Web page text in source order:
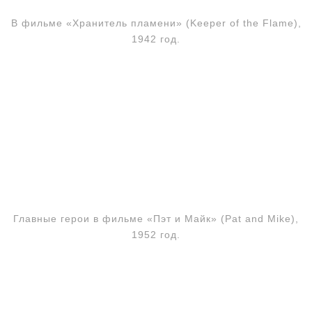
В фильме «Хранитель пламени» (Keeper of the Flame),
1942 год.
Главные герои в фильме «Пэт и Майк» (Pat and Mike),
1952 год.